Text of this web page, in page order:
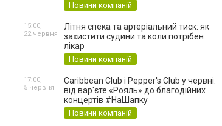
Новини компаній
Літня спека та артеріальний тиск: як
захистити судини та коли потрібен
лікар
Новини компаній
15:00,
22 червня
Caribbean Club і Pepper's Club у червні:
від вар'єте «Рояль» до благодійних
концертів #НаШапку
Новини компаній
17:00,
5 червня